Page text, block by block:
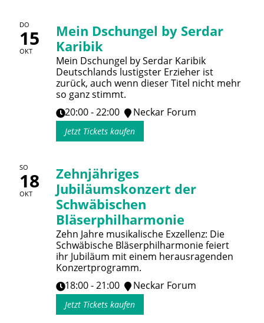
DO
15
OKT
Mein Dschungel by Serdar
Karibik
Mein Dschungel by Serdar Karibik
Deutschlands lustigster Erzieher ist
zurück, auch wenn dieser Titel nicht mehr
so ganz stimmt.
20:00 - 22:00
Neckar Forum
Jetzt Tickets kaufen
SO
18
OKT
Zehnjähriges
Jubiläumskonzert der
Schwäbischen
Bläserphilharmonie
Zehn Jahre musikalische Exzellenz: Die
Schwäbische Bläserphilharmonie feiert
ihr Jubiläum mit einem herausragenden
Konzertprogramm.
18:00 - 21:00
Neckar Forum
Jetzt Tickets kaufen